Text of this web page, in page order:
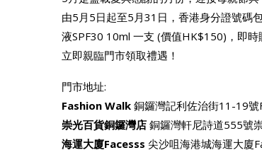
由5月5日起至5月31日，香港身分證號碼
液SPF30 10ml 一支 (價值HK$150)，即時
立即親臨門市領取禮遇！
門市地址:
Fashion Walk 銅鑼灣記利佐治街11-19號
崇光百貨銅鑼灣店 銅鑼灣軒尼詩道555號
海運大廈Facesss 尖沙咀海港城海運大廈